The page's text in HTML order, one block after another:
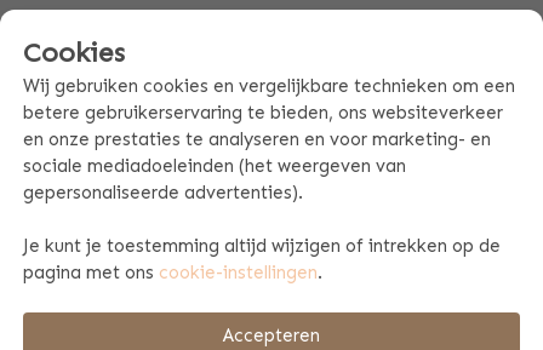
PRODUCT SPECIFICATIES
Cookies
Wij gebruiken cookies en vergelijkbare technieken om een
betere gebruikerservaring te bieden, ons websiteverkeer
en onze prestaties te analyseren en voor marketing- en
sociale mediadoeleinden (het weergeven van
gepersonaliseerde advertenties).
Je kunt je toestemming altijd wijzigen of intrekken op de
pagina met ons cookie-instellingen.
Accepteren